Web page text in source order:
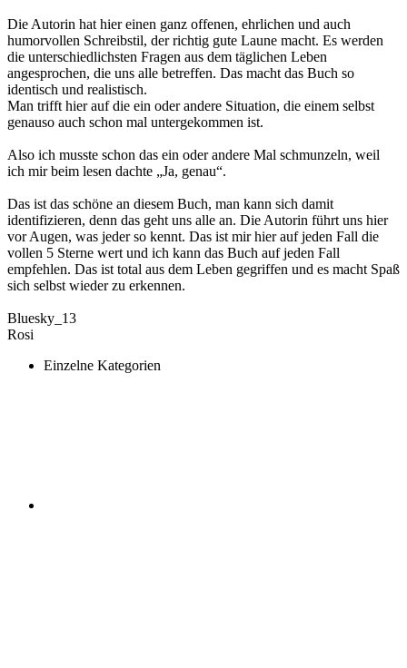
Die Autorin hat hier einen ganz offenen, ehrlichen und auch
humorvollen Schreibstil, der richtig gute Laune macht. Es werden
die unterschiedlichsten Fragen aus dem täglichen Leben
angesprochen, die uns alle betreffen. Das macht das Buch so
identisch und realistisch.
Man trifft hier auf die ein oder andere Situation, die einem selbst
genauso auch schon mal untergekommen ist.
Also ich musste schon das ein oder andere Mal schmunzeln, weil
ich mir beim lesen dachte „Ja, genau“.
Das ist das schöne an diesem Buch, man kann sich damit
identifizieren, denn das geht uns alle an. Die Autorin führt uns hier
vor Augen, was jeder so kennt. Das ist mir hier auf jeden Fall die
vollen 5 Sterne wert und ich kann das Buch auf jeden Fall
empfehlen. Das ist total aus dem Leben gegriffen und es macht Spaß
sich selbst wieder zu erkennen.
Bluesky_13
Rosi
Einzelne Kategorien